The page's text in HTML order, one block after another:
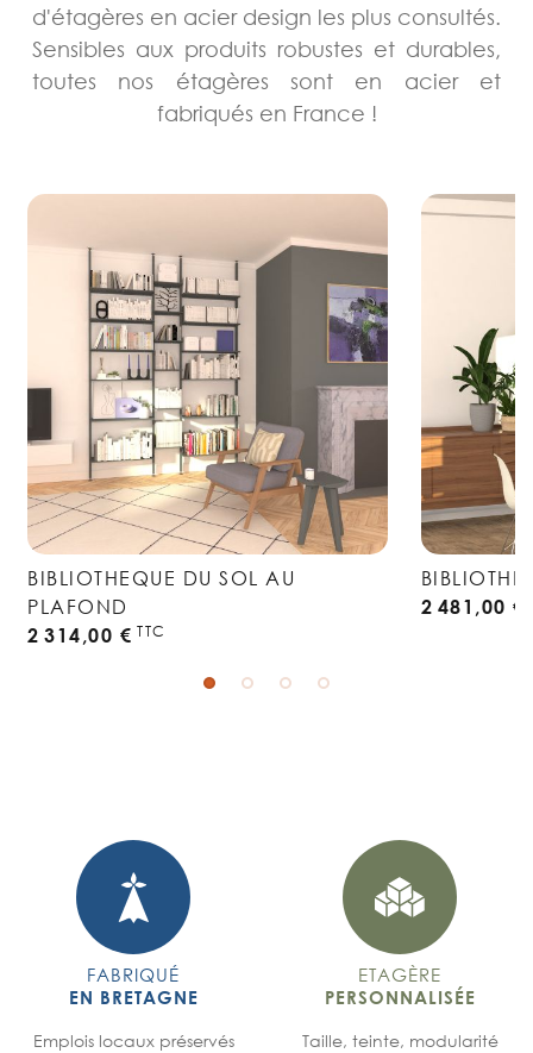
d'étagères en acier design les plus consultés.
Sensibles aux produits robustes et durables,
toutes nos étagères sont en acier et
fabriqués en France !
BIBLIOTHEQUE DU SOL AU
PLAFOND
2 314,00 € TTC
2 481,00 €
FABRIQUÉ
EN BRETAGNE
Emplois locaux préservés
ETAGÈRE
PERSONNALISÉE
Taille, teinte, modularité